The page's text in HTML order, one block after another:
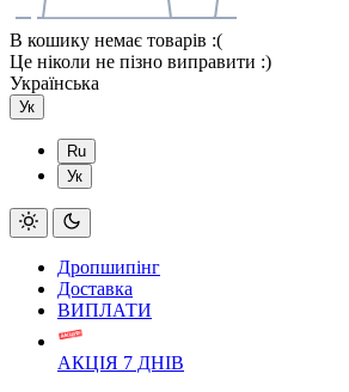
В кошику немає товарів :(
Це ніколи не пізно виправити :)
Українська
Ук
Ru
Ук
Дропшипінг
Доставка
ВИПЛАТИ
АКЦІЯ 7 ДНІВ